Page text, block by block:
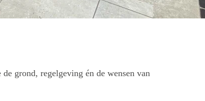
grond, regelgeving én de wensen van